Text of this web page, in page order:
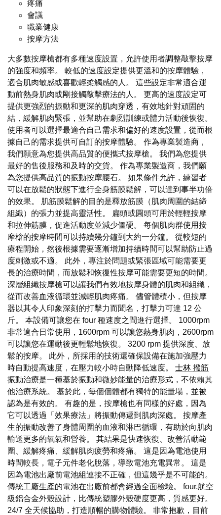
疼痛
會議
職業健康
按摩方法
大多數按摩槍都有多種速度設置，允許使用者調整敲擊按摩
的強度和頻率。 較低的速度設定提供更溫和的按摩體驗，
適合肌肉敏感或喜歡輕柔觸感的人。 這些設定非常適合運
動前熱身肌肉或剛接觸敲擊療法的人。 更高的速度設定可
提供更強烈的振動和更深的肌肉穿透，有效地針對頑固的
結，緩解肌肉緊張，並幫助在劇烈訓練或體力活動後恢復。
使用者可以選擇最適合自己需求和偏好的速度設置，從而根
據自己的需求提供可自訂的按摩體驗。 作為專業製造商，
我們願意為您提供高品質的便攜式按摩槍。 我們為您提供
最好的售後服務和及時的交貨。 作為專業製造商，我們願
為您提供高品質的振動按摩腰石。 如果條件允許，練習者
可以在放鬆的狀態下進行全身筋膜鬆解，可以達到事半功倍
的效果。 肌筋膜鬆解的目的是釋放筋膜（肌肉周圍的結締
組織）的張力並提高靈活性。 扁頭或圓頭可用於輕輕按摩
和拉伸筋膜，促進活動度並減少僵硬。 每個肌肉群使用按
摩槍的按摩時間可以持續幾分鐘到大約一分鐘。 從較短的
療程開始，然後根據需要逐漸增加持續時間可以幫助防止過
度刺激或不適。 此外，專注於問題或緊張區域可能需要更
長的治療時間，而放鬆和恢復性按摩可能需要更短的時間。
深層組織按摩槍可以讓我們有效地按摩身體的肌肉和組織，
從而改善血液循環並減輕肌肉疼痛。 儘管體積小，但按摩
器以其令人印象深刻的打擊力而聞名，打擊力可達 12 公
斤。 本設備可讓您在 four 種速度之間進行選擇。 1000rpm
非常適合日常使用，1600rpm 可以讓您熱身肌肉，2600rpm
可以讓您在運動後更輕鬆地恢復。 3200 rpm 提供深度、放
鬆的按摩。 此外，所採用的技術還確保設備在施加強壓力
時自動提高速度，在壓力較小時自動降低速度。 士林 撥筋
振動治療是一種基於振動和微妙能量的治療形式，不依賴其
他治療系統。 基於此，每個個體都有獨特的能量場，並被
認為是有效的。 有趣的是，按摩槍也有同樣的好處，因為
它可以透過「效果療法」將振動傳遞到肌肉深處。 按摩產
生的振動改善了身體周圍的血液和淋巴循環，有助於向肌肉
輸送更多的氧氣和營養。 其結果是快速恢復、改善活動範
圍、緩解疼痛、緩解肌肉疲勞和疼痛。 這是因為電池使用
時間較長，電子元件老化脫落，導致電池充電異常。 這是
因為電池出廠前電池組連接不正確，但這幾乎是不可能的。
傳統工廠生產的電池在出廠前都會經過全面檢驗。 four.航空
級鋁合金外殼設計，比傳統塑膠外殼硬度更高，質感更好。
24/7 全天候協助，打造順暢的購物體驗。 非常抱歉，目前